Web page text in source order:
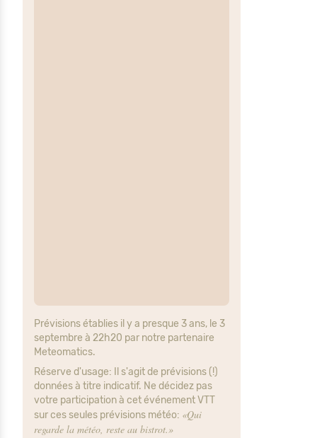
Prévisions établies il y a presque 3 ans, le 3
septembre à 22h20 par notre partenaire
Meteomatics.
Réserve d'usage: Il s'agit de prévisions (!)
données à titre indicatif. Ne décidez pas
votre participation à cet événement VTT
sur ces seules prévisions météo: «Qui
regarde la météo, reste au bistrot.»